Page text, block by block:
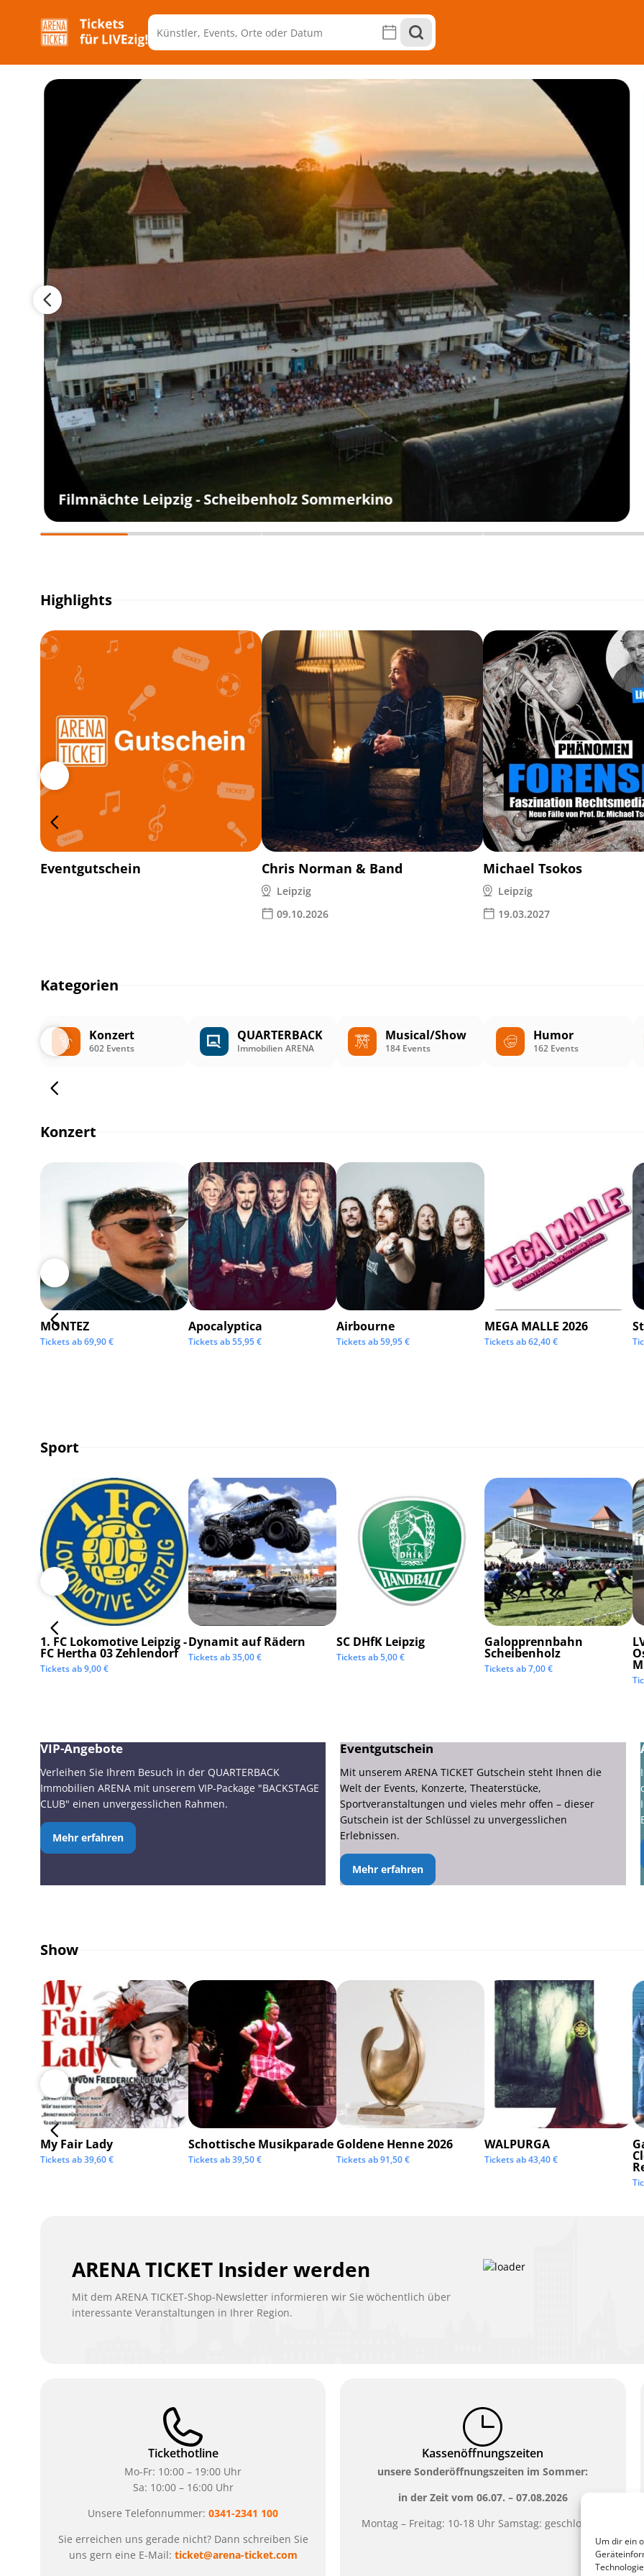
Um dir ein
Filmnächte Leipzig - Scheibenholz Sommerkino
Highlights
Eventgutschein Chris Norman & Band
Leipzig
09.10.2026
Michael Tsokos
Leipzig
19.03.2027
Kategorien
Konzert
602 Events
QUARTERBACK
Immobilien ARENA
Musical/Show
184 Events
Humor
162 Events
Konzert
MONTEZ
Tickets ab69,90€
Apocalyptica
Tickets ab55,95€
Airbourne
Tickets ab59,95€
MEGA MALLE 2026
Tickets ab62,40€
Sport
1. FC Lokomotive Leipzig -
FC Hertha 03 Zehlendorf
Tickets ab9,00€
Dynamit auf Rädern
Tickets ab35,00€
SC DHfK Leipzig
Tickets ab5,00€
Galopprennbahn
Scheibenholz
Tickets ab7,00€
VIP-Angebote
Verleihen Sie Ihrem Besuch in der QUARTERBACK
Immobilien ARENA mit unserem VIP-Package "BACKSTAGE
CLUB" einen unvergesslichen Rahmen.
Mehr erfahren
Eventgutschein
Mit unserem ARENA TICKET Gutschein steht Ihnen die
Welt der Events, Konzerte, Theaterstücke,
Sportveranstaltungen und vieles mehr offen – dieser
Gutschein ist der Schlüssel zu unvergesslichen
Erlebnissen.
Mehr erfahren
Show
My Fair Lady
Tickets ab39,60€
Schottische Musikparade
Tickets ab39,50€
Goldene Henne 2026
Tickets ab91,50€
WALPURGA
Tickets ab43,40€
ARENA TICKET Insider werden
Mit dem ARENA TICKET-Shop-Newsletter informieren wir Sie wöchentlich über
interessante Veranstaltungen in Ihrer Region.
Tickethotline
Mo-Fr: 10:00 – 19:00 Uhr
Sa: 10:00 – 16:00 Uhr
Unsere Telefonnummer:0341-2341 100
Sie erreichen uns gerade nicht? Dann schreiben Sie
uns gern eine E-Mail: ticket@arena-ticket.com
Kassenöffnungszeiten
unsere Sonderöffnungszeiten im Sommer:
in der Zeit vom 06.07. – 07.08.2026
Montag – Freitag: 10-18 Uhr Samstag: geschlossen